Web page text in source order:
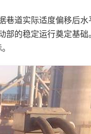
道实际适度偏移后
部的稳定运行奠定基础